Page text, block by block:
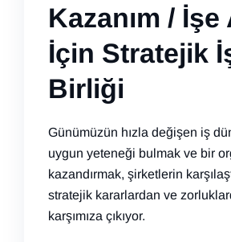
Kazanım / İşe
İçin Stratejik
Birliği
Günümüzün hızla değişen iş
uygun yeteneği bulmak ve bir
kazandırmak, şirketlerin
stratejik kararlardan ve
karşımıza çıkıyor.